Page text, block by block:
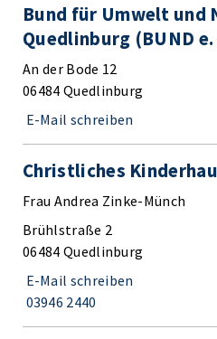
Bund für Umwelt und
Quedlinburg (BUND e.
An der Bode 12
06484 Quedlinburg
E-Mail schreiben
Christliches
Frau Andrea Zinke-Münch
Brühlstraße 2
06484 Quedlinburg
E-Mail schreiben
03946 2440